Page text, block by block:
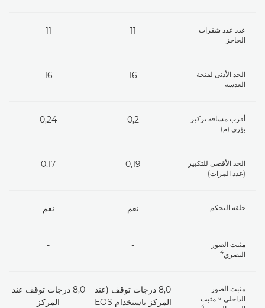
عدد عدد شفرات
الحاجز
11
11
الحد الأدنى لفتحة
العدسة
16
16
أقرب مسافة تركيز
بؤري (م)
0,2
0,24
الحد الأقصى للتكبير
(عدد المرات)
0,19
0,17
حلقة التحكم نعم نعم
مثبت الصور
البصري4
-
-
مثبت الصور
الداخلي × مثبت
4
8,0 درجات توقف (عند
المركز باستخدام EOS
8,0 درجات توقف عند
المركز